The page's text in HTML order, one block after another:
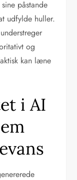
påstande
udfylde huller.
og
kan læne
i AI